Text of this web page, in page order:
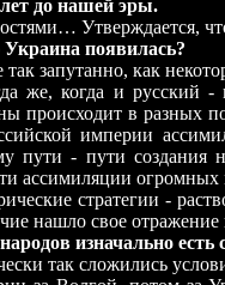
до нашей эры.
Утверждается,
появилась?
запутанно, как
же, когда и
происходит в разных
империи
пути - пути создания
ассимиляции огромных
стратегии -
нашло свое отражение
изначально есть
так сложились